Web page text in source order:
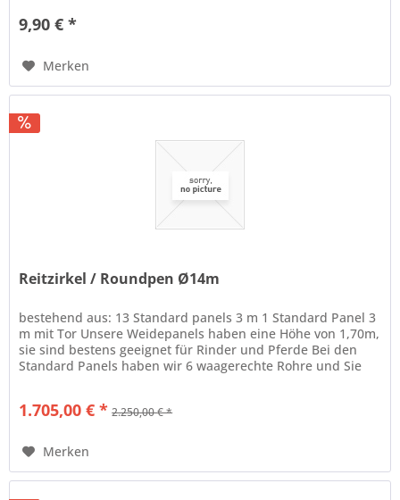
9,90 € *
Merken
Reitzirkel / Roundpen Ø14m
bestehend aus: 13 Standard panels 3 m 1 Standard Panel 3
m mit Tor Unsere Weidepanels haben eine Höhe von 1,70m,
sie sind bestens geeignet für Rinder und Pferde Bei den
Standard Panels haben wir 6 waagerechte Rohre und Sie
1.705,00 € * 2.250,00 € *
Merken